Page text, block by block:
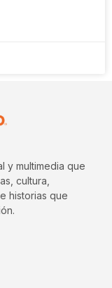
y multimedia que
cultura,
historias que